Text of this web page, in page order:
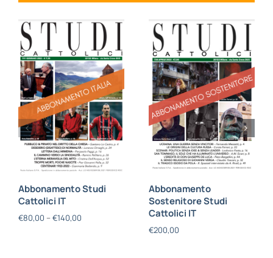
Abbonamento Studi
Cattolici IT
€80,00 – €140,00
Abbonamento
Sostenitore Studi
Cattolici IT
€200,00